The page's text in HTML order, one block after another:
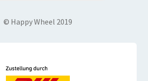
© Happy Wheel 2019